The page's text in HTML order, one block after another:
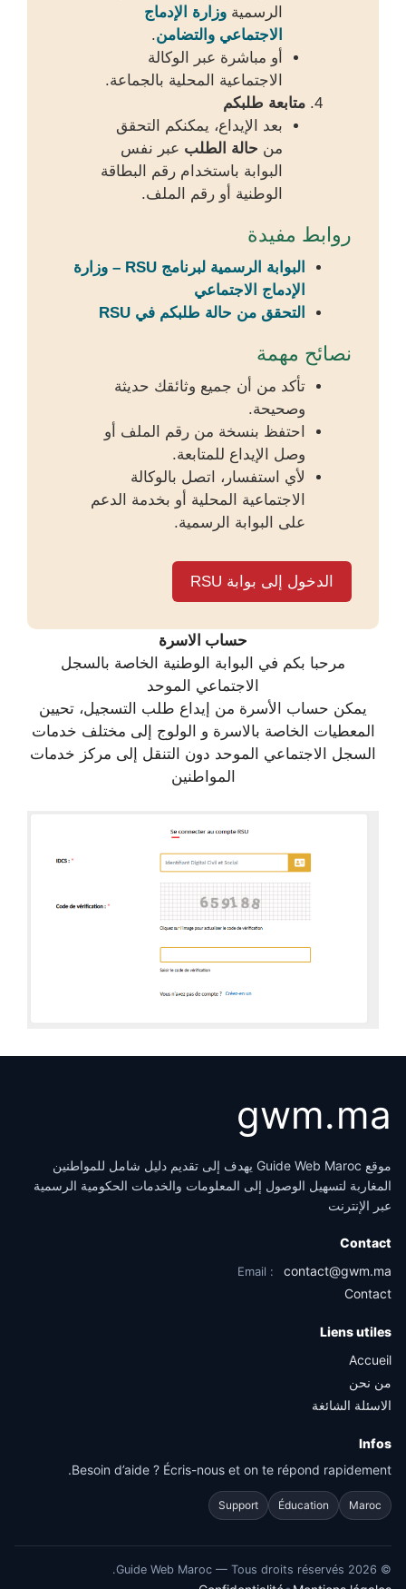
الرسميةوزارة الإدماج
الاجتماعي والتضامن.
أو مباشرة عبر الوكالة
الاجتماعية المحلية بالجماعة.
متابعة طلبكم
بعد الإيداع، يمكنكم التحقق
من حالة الطلب عبر نفس
البوابة باستخدام رقم البطاقة
الوطنية أو رقم الملف.
روابط مفيدة
البوابة الرسمية لبرنامج RSU – وزارة
الإدماج الاجتماعي
التحقق من حالة طلبكم في RSU
نصائح مهمة
تأكد من أن جميع وثائقك حديثة
وصحيحة.
احتفظ بنسخة من رقم الملف أو
وصل الإيداع للمتابعة.
لأي استفسار، اتصل بالوكالة
الاجتماعية المحلية أو بخدمة الدعم
على البوابة الرسمية.
الدخول إلى بوابة RSU
حساب الاسرة
مرحبا بكم في البوابة الوطنية الخاصة بالسجل
الاجتماعي الموحد
يمكن حساب الأسرة من إيداع طلب التسجيل، تحيين
المعطيات الخاصة بالاسرة و الولوج إلى مختلف خدمات
السجل الاجتماعي الموحد دون التنقل إلى مركز خدمات
المواطنين
gwm.ma
موقع Guide Web Maroc يهدف إلى تقديم دليل شامل للمواطنين
المغاربة لتسهيل الوصول إلى المعلومات والخدمات الحكومية الرسمية
عبر الإنترنت
Contact
Email :
contact@gwm.ma
Contact
Liens utiles
Accueil
من نحن
الاسئلة الشائغة
Infos
Besoin d’aide ? Écris-nous et on te répond rapidement.
Maroc
Éducation
Support
©
2026